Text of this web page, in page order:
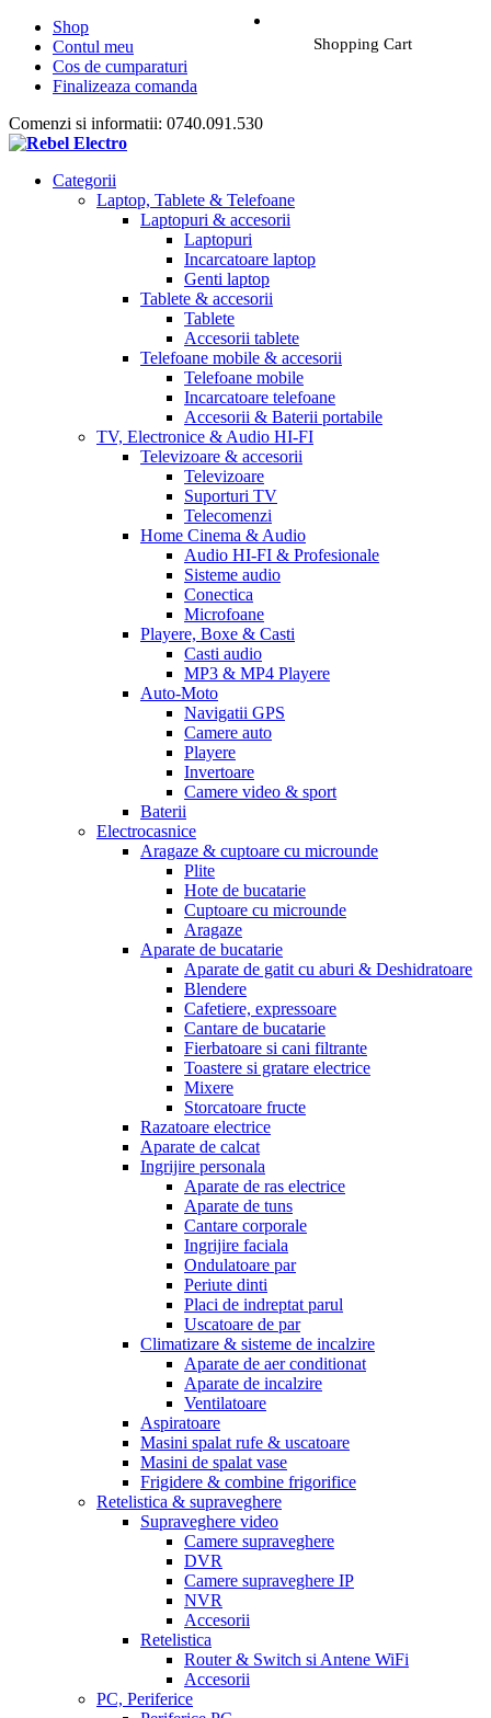
Shop
Contul meu
Cos de cumparaturi
Finalizeaza comanda
Comenzi si informatii: 0740.091.530
Categorii
Laptop, Tablete & Telefoane
Laptopuri & accesorii
Laptopuri
Incarcatoare laptop
Genti laptop
Tablete & accesorii
Tablete
Accesorii tablete
Telefoane mobile & accesorii
Telefoane mobile
Incarcatoare telefoane
Accesorii & Baterii portabile
TV, Electronice & Audio HI-FI
Televizoare & accesorii
Televizoare
Suporturi TV
Telecomenzi
Home Cinema & Audio
Audio HI-FI & Profesionale
Sisteme audio
Conectica
Microfoane
Playere, Boxe & Casti
Casti audio
MP3 & MP4 Playere
Auto-Moto
Navigatii GPS
Camere auto
Playere
Invertoare
Camere video & sport
Baterii
Electrocasnice
Aragaze & cuptoare cu microunde
Plite
Hote de bucatarie
Cuptoare cu microunde
Aragaze
Aparate de bucatarie
Aparate de gatit cu aburi & Deshidratoare
Blendere
Cafetiere, expressoare
Cantare de bucatarie
Fierbatoare si cani filtrante
Toastere si gratare electrice
Mixere
Storcatoare fructe
Razatoare electrice
Aparate de calcat
Ingrijire personala
Aparate de ras electrice
Aparate de tuns
Cantare corporale
Ingrijire faciala
Ondulatoare par
Periute dinti
Placi de indreptat parul
Uscatoare de par
Climatizare & sisteme de incalzire
Aparate de aer conditionat
Aparate de incalzire
Ventilatoare
Aspiratoare
Masini spalat rufe & uscatoare
Masini de spalat vase
Frigidere & combine frigorifice
Retelistica & supraveghere
Supraveghere video
Camere supraveghere
DVR
Camere supraveghere IP
NVR
Accesorii
Retelistica
Router & Switch si Antene WiFi
Accesorii
PC, Periferice
Shopping Cart